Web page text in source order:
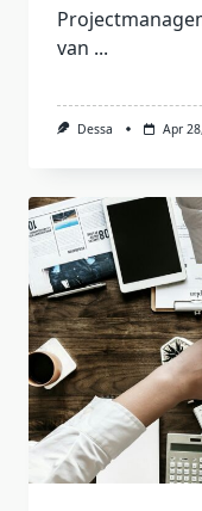
van ...
Dessa Apr